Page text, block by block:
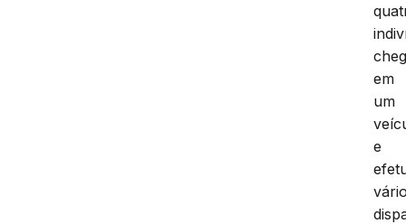
em
um
e